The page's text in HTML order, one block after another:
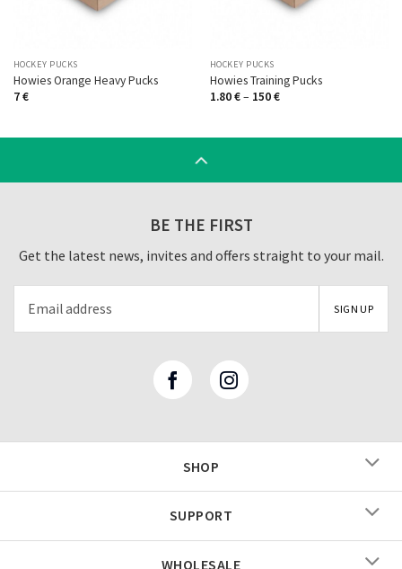
HOCKEY PUCKS
Howies Orange Heavy Pucks
7€
HOCKEY PUCKS
Howies Training Pucks
1.80€– 150€Price
150 €
BE THE FIRST
Get the latest news, invites and offers straight to your mail.
SHOP
SUPPORT
WHOLESALE